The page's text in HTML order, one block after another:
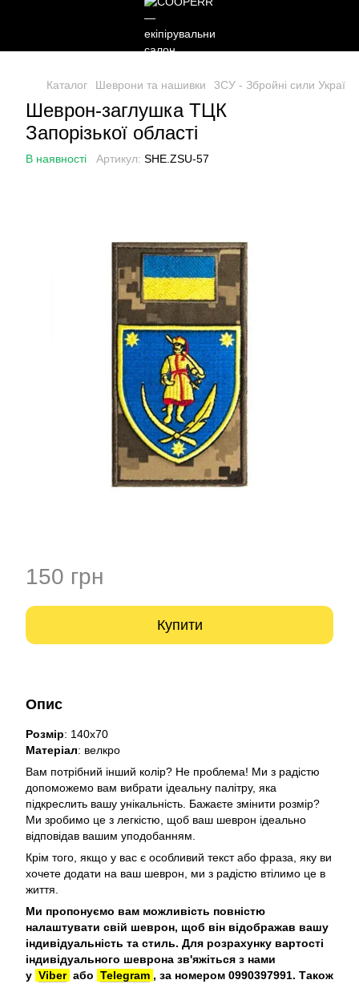
Каталог Шеврони та нашивки 3СУ - Збройні сили України
Шеврон-заглушка ТЦК
Запорізької області
В наявності Артикул: SHE.ZSU-57
150 грн
Купити
Опис
Розмір: 140х70
Матеріал: велкро
Вам потрібний інший колір? Не проблема! Ми з радістю
допоможемо вам вибрати ідеальну палітру, яка
підкреслить вашу унікальність. Бажаєте змінити розмір?
Ми зробимо це з легкістю, щоб ваш шеврон ідеально
відповідав вашим уподобанням.
Крім того, якщо у вас є особливий текст або фраза, яку ви
хочете додати на ваш шеврон, ми з радістю втілимо це в
життя.
Ми пропонуємо вам можливість повністю
налаштувати свій шеврон, щоб він відображав вашу
індивідуальність та стиль. Для розрахунку вартості
індивідуального шеврона зв'яжіться з нами
у Viber або Telegram , за номером 0990397991. Також